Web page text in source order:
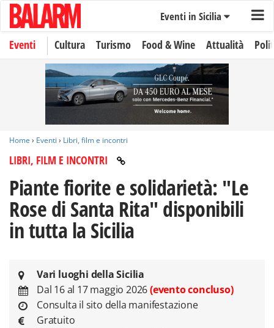
Eventi in Sicilia
Eventi Cultura Turismo Food & Wine Attualità
Home › Eventi › Libri, film e incontri
LIBRI, FILM E INCONTRI
Piante fiorite e solidarietà: "Le
Rose di Santa Rita" disponibili
in tutta la Sicilia
Vari luoghi della Sicilia
Dal 16 al 17 maggio 2026(evento concluso)
Consulta il sito della manifestazione
Gratuito